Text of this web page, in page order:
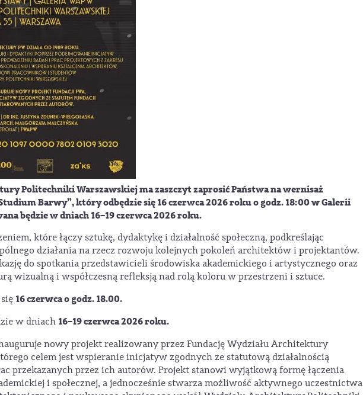
Politechniki Warszawskiej ma zaszczyt zaprosić Państwa na wernisaż
Barwy”, który odbędzie się16 czerwca 2026 roku o godz. 18:00wGalerii
będzie w dniach16–19 czerwca 2026 roku.
które łączy sztukę, dydaktykę i działalność społeczną, podkreślając
działania na rzecz rozwoju kolejnych pokoleń architektów i projektantów.
do spotkania przedstawicieli środowiska akademickiego i artystycznego oraz
wizualną i współczesną refleksją nad rolą koloru w przestrzeni i sztuce.
16 czerwca o godz. 18.00.
w dniach 16–19 czerwca 2026 roku.
nowy projekt realizowany przez Fundację Wydziału Architektury
celem jest wspieranie inicjatyw zgodnych ze statutową działalnością
przekazanych przez ich autorów. Projekt stanowi wyjątkową formę łączenia
i społecznej, a jednocześnie stwarza możliwość aktywnego uczestnictwa